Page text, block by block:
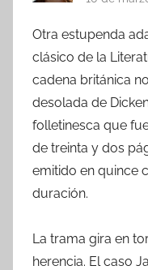
Otra estupenda
clásico de la
cadena británica
desolada de
folletinesca que
de treinta y dos
emitido en quince
duración.
La trama gira en
herencia. El caso